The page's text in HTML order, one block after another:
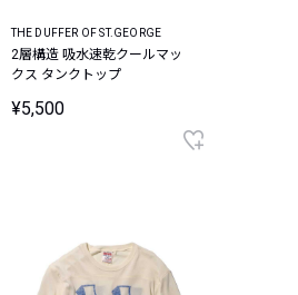
THE DUFFER OF ST.GEORGE
2層構造 吸水速乾クールマッ
クス タンクトップ
¥5,500